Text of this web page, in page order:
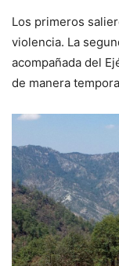
Los primeros
violencia. La
acompañada del
de manera